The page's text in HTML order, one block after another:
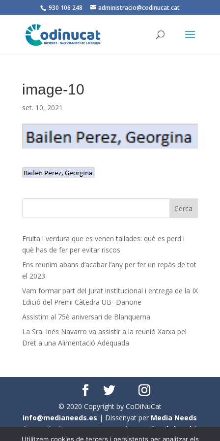
930 106 248 administracio@codinucat.cat
image-10
set. 10, 2021
Fruita i verdura que es venen tallades: què es perd i
què has de fer per evitar riscos
Ens reunim abans d’acabar l’any per fer un repàs de tot
el 2023
Vam formar part del Jurat institucional i entrega de la IX
Edició del Premi Càtedra UB- Danone
Assistim al 75è aniversari de Blanquerna
La Sra. Inés Navarro va assistir a la reunió Xarxa pel
Dret a una Alimentació Adequada
© 2020 Copyright by CoDiNuCat
info@medianeeds.es | Dissenyat per Media Needs
| Tots els drets reservats aCoDiNuCat |Avís legal|
Utilitzem cookies de tercers i persistents per analitzar els